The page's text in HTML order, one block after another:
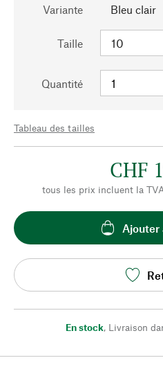
Variante Bleu clair
Taille
Quantité
Tableau des tailles
CHF
tous les prix incluent la
Ajouter
En stock, Livraison